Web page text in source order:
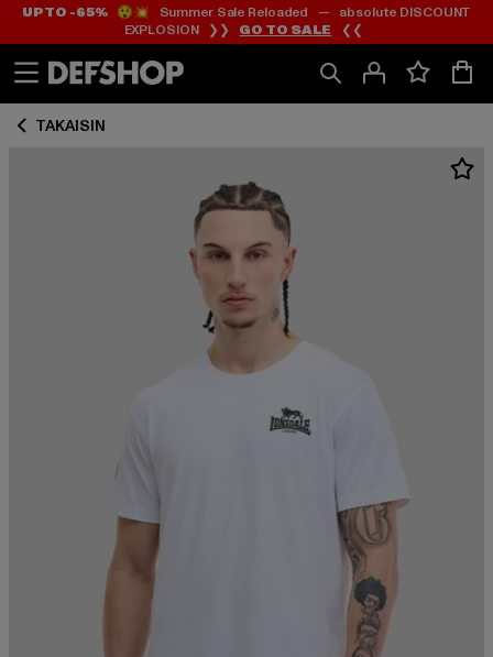
Siirry
Sisältö
Siirry
Footer
UP TO -65%😲💥 Summer Sale Reloaded — absolute DISCOUNT
EXPLOSION ❯❯ GO TO SALE ❮❮
TAKAISIN